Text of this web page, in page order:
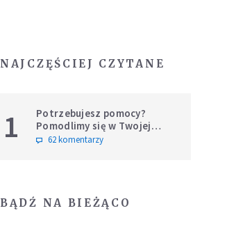
NAJCZĘŚCIEJ CZYTANE
1
Potrzebujesz pomocy?
Pomodlimy się w Twojej
intencji
62 komentarzy
BĄDŹ NA BIEŻĄCO